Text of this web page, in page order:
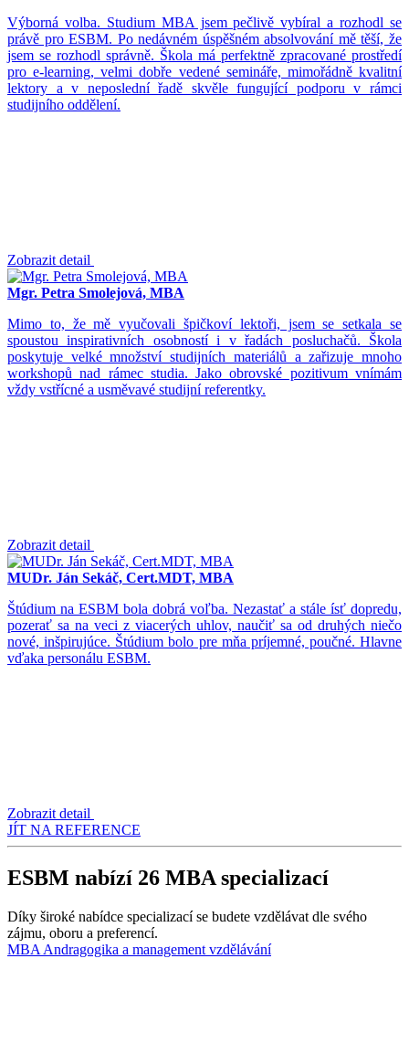
Výborná volba. Studium MBA jsem pečlivě vybíral a rozhodl se
právě pro ESBM. Po nedávném úspěšném absolvování mě těší, že
jsem se rozhodl správně. Škola má perfektně zpracované prostředí
pro e-learning, velmi dobře vedené semináře, mimořádně kvalitní
lektory a v neposlední řadě skvěle fungující podporu v rámci
studijního oddělení.
Zobrazit detail
Mgr. Petra Smolejová, MBA
Mimo to, že mě vyučovali špičkoví lektoři, jsem se setkala se
spoustou inspirativních osobností i v řadách posluchačů. Škola
poskytuje velké množství studijních materiálů a zařizuje mnoho
workshopů nad rámec studia. Jako obrovské pozitivum vnímám
vždy vstřícné a usměvavé studijní referentky.
Zobrazit detail
MUDr. Ján Sekáč, Cert.MDT, MBA
Štúdium na ESBM bola dobrá voľba. Nezastať a stále ísť dopredu,
pozerať sa na veci z viacerých uhlov, naučiť sa od druhých niečo
nové, inšpirujúce. Štúdium bolo pre mňa príjemné, poučné. Hlavne
vďaka personálu ESBM.
Zobrazit detail
JÍT NA REFERENCE
ESBM nabízí 26 MBA specializací
Díky široké nabídce specializací se budete vzdělávat dle svého
zájmu, oboru a preferencí.
MBA Andragogika a management vzdělávání